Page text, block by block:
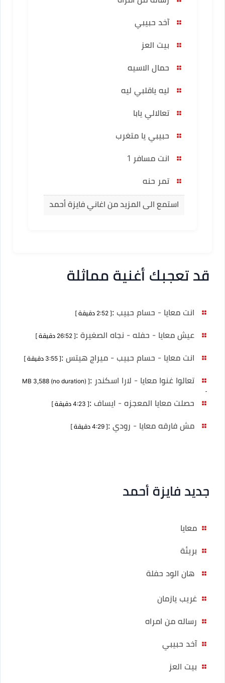
آخد حبيبي
بيت العز
حمال الاسيه
ليه ياقلبي ليه
تعالالي يابا
حبيبي يا متغرب
انت مسافر 1
تمر حنه
استمع الى المزيد من اغاني فايزة أحمد
قد تعجبك أغنية مماثلة
انت معايا - حسام حبيب :[ 2:52 دقيقة ]
عيش معايا - حفله - نجاه الصغيرة :[ 26:52 دقيقة ]
انت معايا - حسام حبيب - ميراج هيتس :[ 3:55 دقيقة ]
تعالوا غنوا معايا - لارا اسكندر :
[ MB 3,588 (no duration)
]
حصلت معايا المعجزه - ايساف :[ 4:23 دقيقة ]
مش فارقه معايا - رودي :[ 4:29 دقيقة ]
جديد فايزة أحمد
معايا
بريئة
هان الود حفلة
غريب يازمان
رساله من امراه
آخد حبيبي
بيت العز